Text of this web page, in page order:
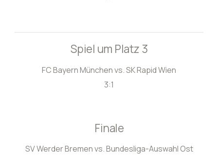
Spiel um Platz 3
FC Bayern München vs. SK Rapid Wien
3:1
Finale
SV Werder Bremen vs. Bundesliga-Auswahl Ost